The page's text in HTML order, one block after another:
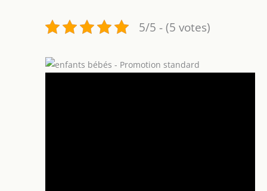
5/5 - (5 votes)